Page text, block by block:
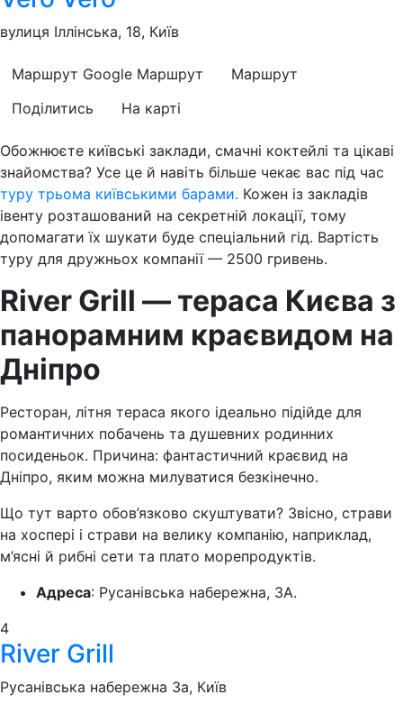
вулиця Іллінська, 18, Київ
Маршрут Google Маршрут
Маршрут
Поділитись
На карті
Обожнюєте київські заклади, смачні коктейлі та цікаві
знайомства? Усе це й навіть більше чекає вас під час
туру трьома київськими барами. Кожен із закладів
івенту розташований на секретній локації, тому
допомагати їх шукати буде спеціальний гід. Вартість
туру для дружньох компанії — 2500 гривень.
River Grill — тераса Києва з
панорамним краєвидом на
Дніпро
Ресторан, літня тераса якого ідеально підійде для
романтичних побачень та душевних родинних
посиденьок. Причина: фантастичний краєвид на
Дніпро, яким можна милуватися безкінечно.
Що тут варто обов’язково скуштувати? Звісно, страви
на хоспері і страви на велику компанію, наприклад,
м’ясні й рибні сети та плато морепродуктів.
Адреса: Русанівська набережна, 3А.
4
River Grill
Русанівська набережна 3а, Київ